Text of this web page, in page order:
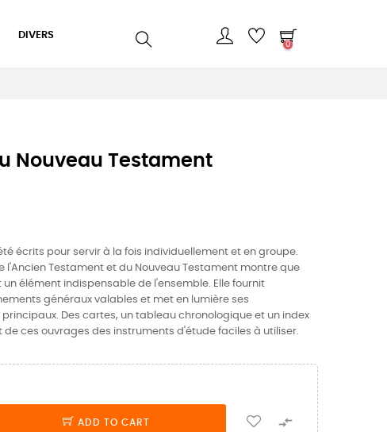
DIVERS
0
Nouveau Testament
écrits pour servir à la fois individuellement et en groupe.
l'Ancien Testament et du Nouveau Testament montre que
élément indispensable de l'ensemble. Elle fournit
généraux valables et met en lumière ses
Des cartes, un tableau chronologique et un index
de ces ouvrages des instruments d'étude faciles à utiliser.
ADD TO CART 